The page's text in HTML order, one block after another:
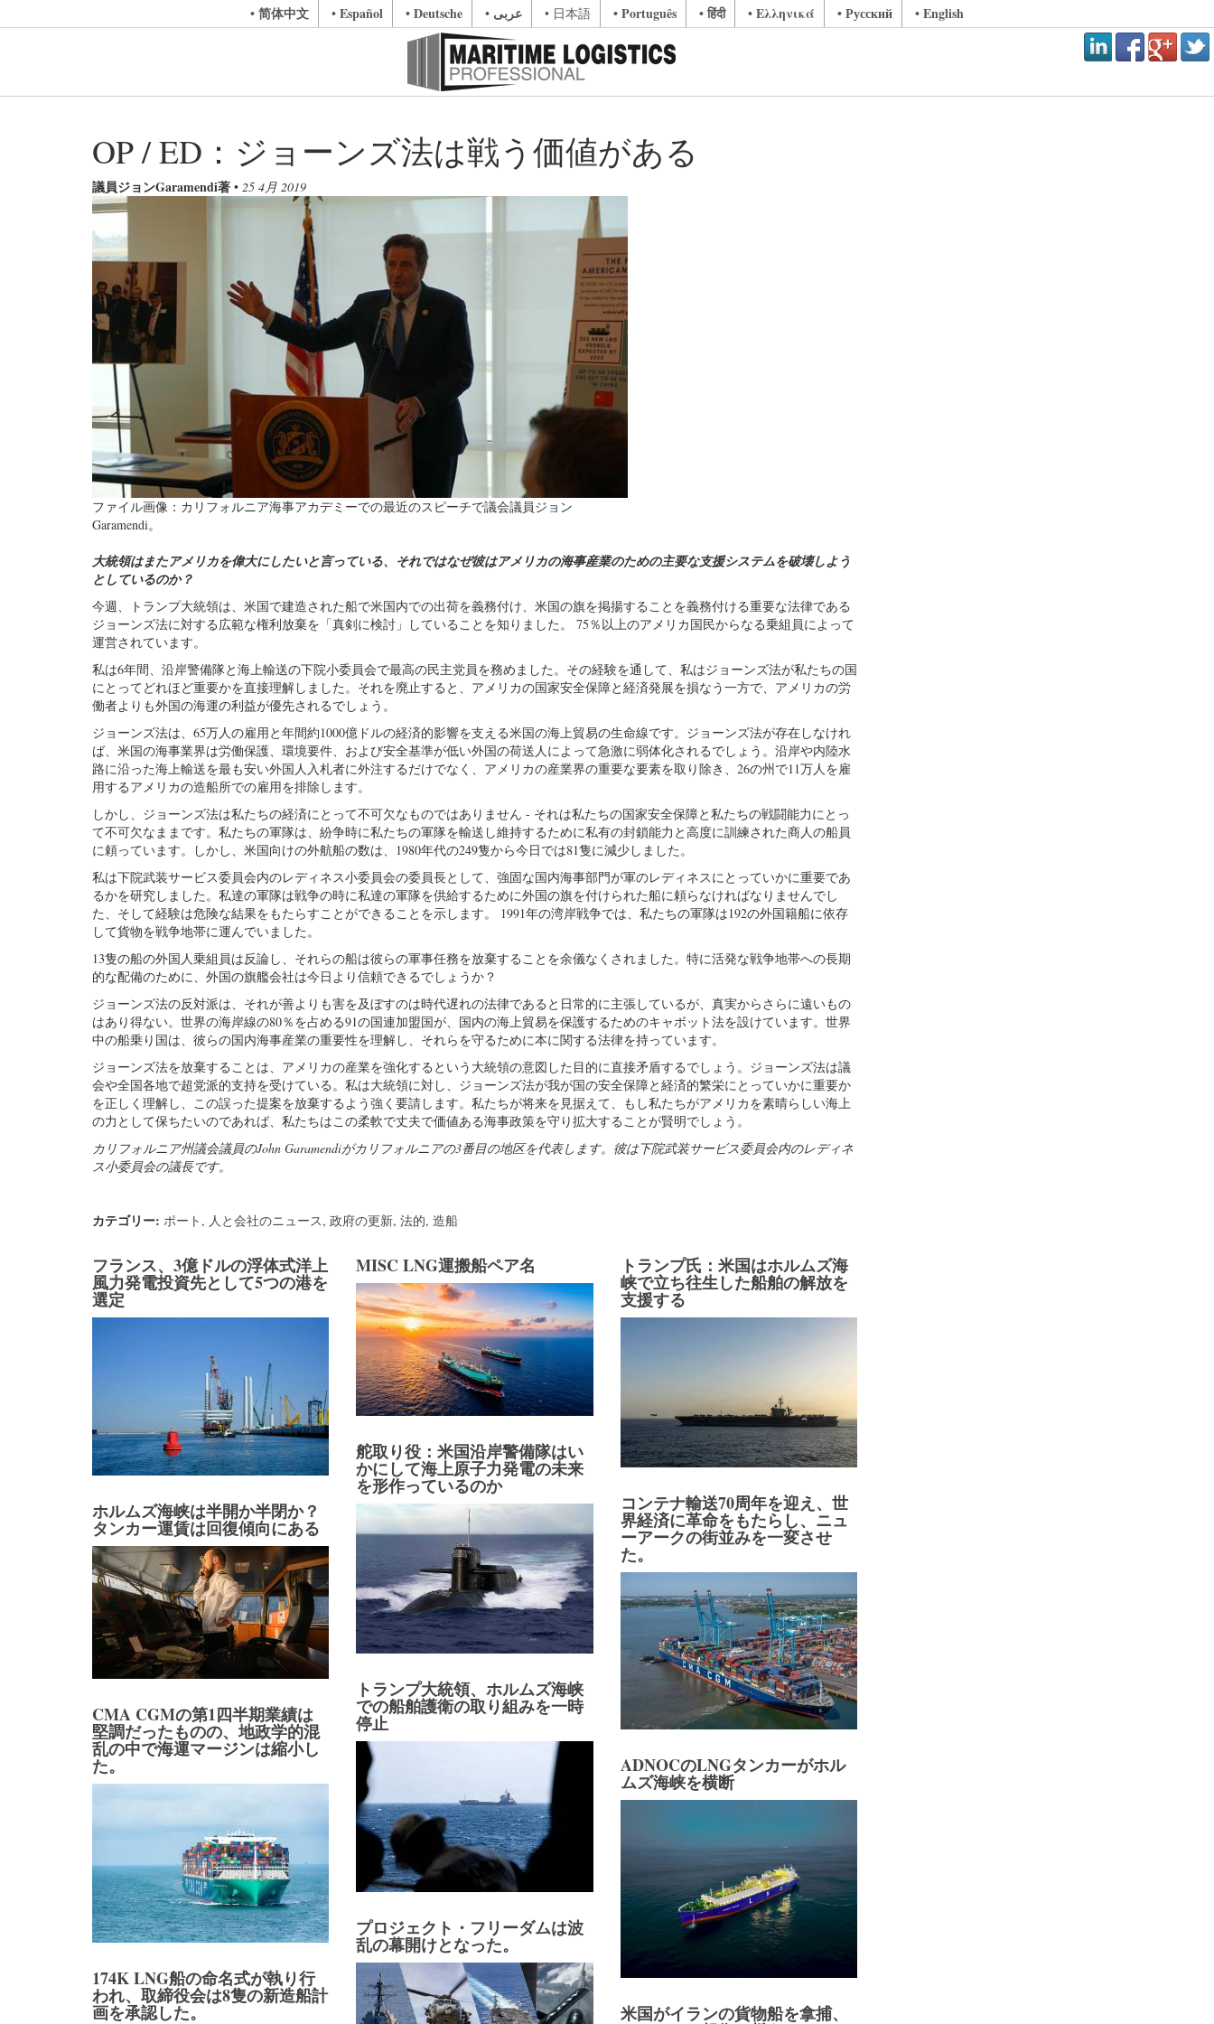
• 简体中文 • Español • Deutsche • عربى • 日本語 • Português • हिंदी • Ελληνικά • Русский • English
OP / ED：ジョーンズ法は戦う価値がある
議員ジョンGaramendi著 • 25 4月 2019
ファイル画像：カリフォルニア海事アカデミーでの最近のスピーチで議会議員ジョン
Garamendi。
大統領はまたアメリカを偉大にしたいと言っている、それではなぜ彼はアメリカの海事産業のための主要な支援システムを破壊しよう
としているのか？
今週、トランプ大統領は、米国で建造された船で米国内での出荷を義務付け、米国の旗を掲揚することを義務付ける重要な法律である
ジョーンズ法に対する広範な権利放棄を「真剣に検討」していることを知りました。 75％以上のアメリカ国民からなる乗組員によって
運営されています。
私は6年間、沿岸警備隊と海上輸送の下院小委員会で最高の民主党員を務めました。その経験を通して、私はジョーンズ法が私たちの国
にとってどれほど重要かを直接理解しました。それを廃止すると、アメリカの国家安全保障と経済発展を損なう一方で、アメリカの労
働者よりも外国の海運の利益が優先されるでしょう。
ジョーンズ法は、65万人の雇用と年間約1000億ドルの経済的影響を支える米国の海上貿易の生命線です。ジョーンズ法が存在しなけれ
ば、米国の海事業界は労働保護、環境要件、および安全基準が低い外国の荷送人によって急激に弱体化されるでしょう。沿岸や内陸水
路に沿った海上輸送を最も安い外国人入札者に外注するだけでなく、アメリカの産業界の重要な要素を取り除き、26の州で11万人を雇
用するアメリカの造船所での雇用を排除します。
しかし、ジョーンズ法は私たちの経済にとって不可欠なものではありません - それは私たちの国家安全保障と私たちの戦闘能力にとっ
て不可欠なままです。私たちの軍隊は、紛争時に私たちの軍隊を輸送し維持するために私有の封鎖能力と高度に訓練された商人の船員
に頼っています。しかし、米国向けの外航船の数は、1980年代の249隻から今日では81隻に減少しました。
私は下院武装サービス委員会内のレディネス小委員会の委員長として、強固な国内海事部門が軍のレディネスにとっていかに重要であ
るかを研究しました。私達の軍隊は戦争の時に私達の軍隊を供給するために外国の旗を付けられた船に頼らなければなりませんでし
た、そして経験は危険な結果をもたらすことができることを示します。 1991年の湾岸戦争では、私たちの軍隊は192の外国籍船に依存
して貨物を戦争地帯に運んでいました。
13隻の船の外国人乗組員は反論し、それらの船は彼らの軍事任務を放棄することを余儀なくされました。特に活発な戦争地帯への長期
的な配備のために、外国の旗艦会社は今日より信頼できるでしょうか？
ジョーンズ法の反対派は、それが善よりも害を及ぼすのは時代遅れの法律であると日常的に主張しているが、真実からさらに遠いもの
はあり得ない。世界の海岸線の80％を占める91の国連加盟国が、国内の海上貿易を保護するためのキャボット法を設けています。世界
中の船乗り国は、彼らの国内海事産業の重要性を理解し、それらを守るために本に関する法律を持っています。
ジョーンズ法を放棄することは、アメリカの産業を強化するという大統領の意図した目的に直接矛盾するでしょう。ジョーンズ法は議
会や全国各地で超党派的支持を受けている。私は大統領に対し、ジョーンズ法が我が国の安全保障と経済的繁栄にとっていかに重要か
を正しく理解し、この誤った提案を放棄するよう強く要請します。私たちが将来を見据えて、もし私たちがアメリカを素晴らしい海上
の力として保ちたいのであれば、私たちはこの柔軟で丈夫で価値ある海事政策を守り拡大することが賢明でしょう。
カリフォルニア州議会議員のJohn Garamendiがカリフォルニアの3番目の地区を代表します。彼は下院武装サービス委員会内のレディネ
ス小委員会の議長です。
カテゴリー: ポート , 人と会社のニュース, 政府の更新, 法的, 造船
フランス、3億ドルの浮体式洋上
風力発電投資先として5つの港を
選定
ホルムズ海峡は半開か半閉か？
タンカー運賃は回復傾向にある
CMA CGMの第1四半期業績は
堅調だったものの、地政学的混
乱の中で海運マージンは縮小し
た。
174K LNG船の命名式が執り行
われ、取締役会は8隻の新造船計
画を承認した。
MISC LNG運搬船ペア名
舵取り役：米国沿岸警備隊はい
かにして海上原子力発電の未来
を形作っているのか
トランプ大統領、ホルムズ海峡
での船舶護衛の取り組みを一時
停止
プロジェクト・フリーダムは波
乱の幕開けとなった。
トランプ氏：米国はホルムズ海
峡で立ち往生した船舶の解放を
支援する
コンテナ輸送70周年を迎え、世
界経済に革命をもたらし、ニュ
ーアークの街並みを一変させ
た。
ADNOCのLNGタンカーがホル
ムズ海峡を横断
米国がイランの貨物船を拿捕、